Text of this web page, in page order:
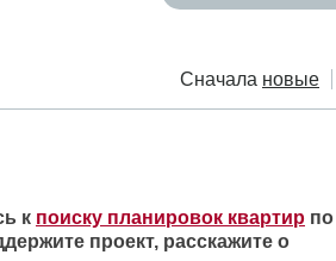
Сначала новые
к поиску планировок квартир по
проект, расскажите о